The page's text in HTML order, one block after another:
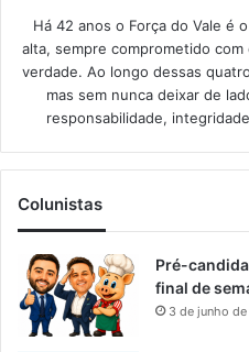
Há 42 anos o Força do Vale é
alta, sempre comprometido
verdade. Ao longo dessas
mas sem nunca deixar de
responsabilidade,
Colunistas
Pré-
final de
3 de junho